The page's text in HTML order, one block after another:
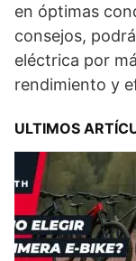
en óptimas
consejos,
eléctrica por
rendimiento y
ULTIMOS